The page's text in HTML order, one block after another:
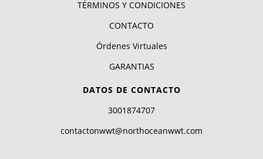
TÉRMINOS Y CONDICIONES
CONTACTO
Órdenes Virtuales
GARANTIAS
DATOS DE CONTACTO
3001874707
contactonwwt@northoceanwwt.com